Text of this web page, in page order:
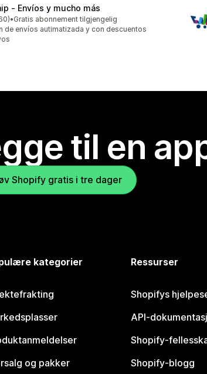
‑ Envíos y mucho más
omtaler
•Gratis abonnement tilgjengelig
de envíos autimatizada y con descuentos
til en
Shopify gratis i tre dager
kategorier
og pakker
Ressurser
Shopifys
API-
Shopify-
Shopify-blogg